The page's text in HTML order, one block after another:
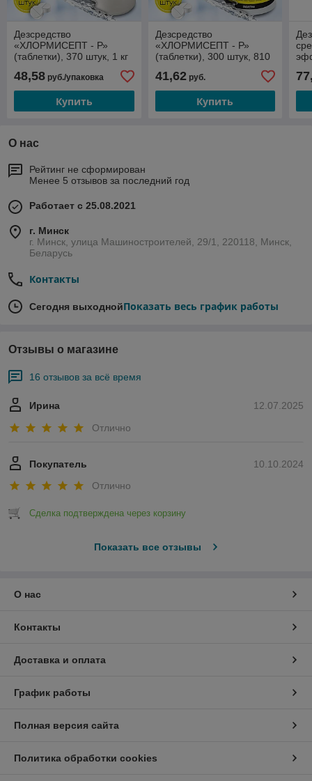
Дезсредство
«ХЛОРМИСЕПТ - Р»
(таблетки), 370 штук, 1 кг
48,58 руб./упаковка
Купить
Дезсредство
«ХЛОРМИСЕПТ - Р»
(таблетки), 300 штук, 810
41,62руб.
Купить
О нас
Рейтинг не сформирован
Менее 5 отзывов за последний год
Работает с 25.08.2021
г. Минск
г. Минск, улица Машиностроителей, 29/1, 220118, Минск,
Беларусь
Контакты
Сегодня выходнойПоказать весь график работы
Отзывы о магазине
16 отзывов за всё время
12.07.2025
Ирина
Отлично
10.10.2024
Покупатель
Отлично
Сделка подтверждена через корзину
Показать все отзывы
О нас
Контакты
Доставка и оплата
График работы
Полная версия сайта
Политика обработки cookies